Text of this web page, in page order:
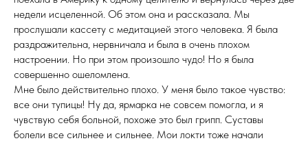
недели исцеленной. Об этом она и рассказала. Мы
прослушали кассету с медитацией этого человека. Я была
раздражительна, нервничала и была в очень плохом
настроении. Но при этом произошло чудо! Но я была
совершенно ошеломлена.
Мне было действительно плохо. У меня было такое чувство:
все они тупицы! Ну да, ярмарка не совсем помогла, и я
чувствую себя больной, похоже это был грипп. Суставы
болели все сильнее и сильнее. Мои локти тоже начали